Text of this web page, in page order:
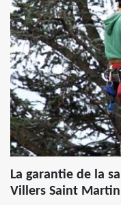
La garantie de la
Villers Saint